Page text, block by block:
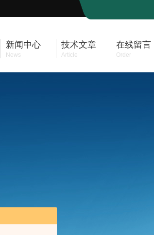
新闻中心
News
技术文章
Article
在线留言
Order